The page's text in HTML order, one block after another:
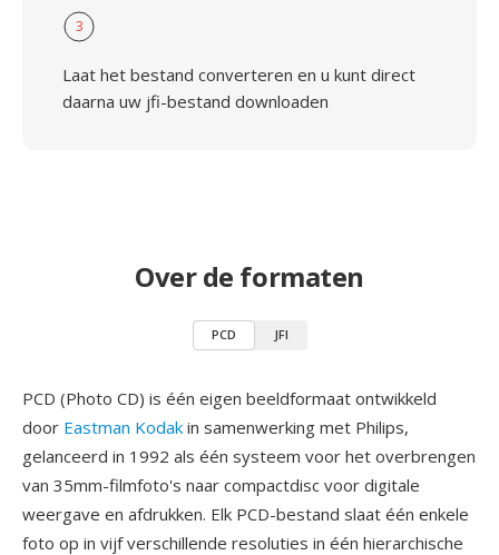
3
Laat het bestand converteren en u kunt direct
daarna uw jfi-bestand downloaden
Over de formaten
PCD JFI
PCD (Photo CD) is één eigen beeldformaat ontwikkeld
door Eastman Kodak in samenwerking met Philips,
gelanceerd in 1992 als één systeem voor het overbrengen
van 35mm-filmfoto's naar compactdisc voor digitale
weergave en afdrukken. Elk PCD-bestand slaat één enkele
foto op in vijf verschillende resoluties in één hierarchische